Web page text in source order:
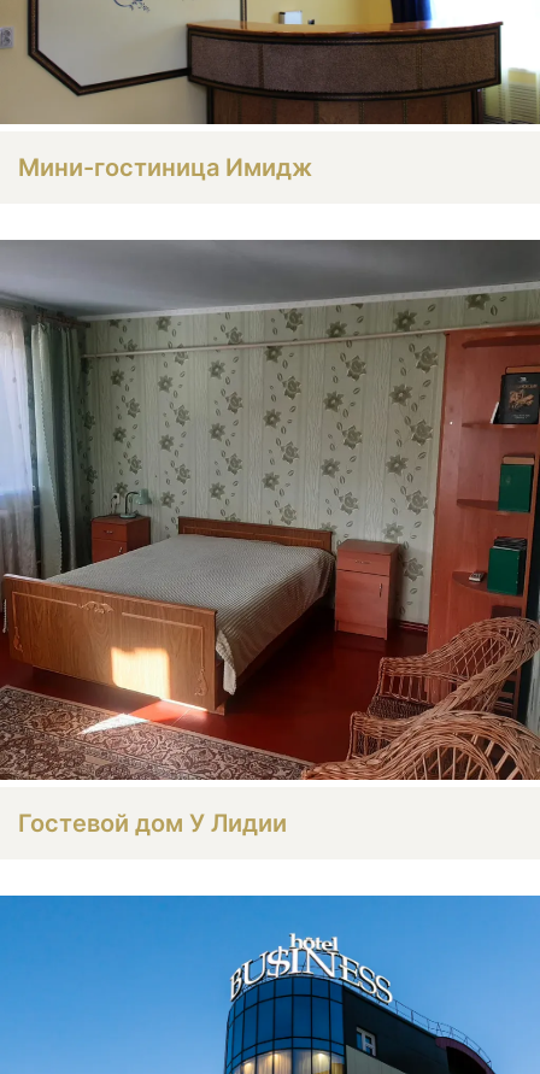
Мини-гостиница Имидж
Гостевой дом У Лидии